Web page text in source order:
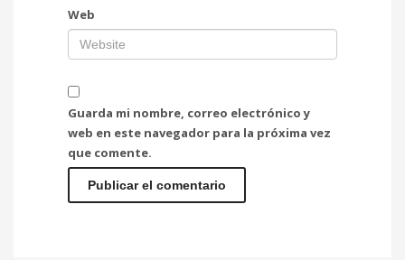
Web
Guarda mi nombre, correo electrónico y
web en este navegador para la próxima vez
que comente.